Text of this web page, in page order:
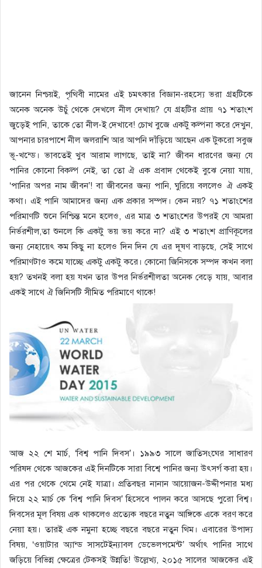
জানেন নিশ্চয়ই, পৃথিবী নামের এই চমৎকার বিজ্ঞান-রহস্যে ভরা গ্রহটিকে
অনেক অনেক উচুঁ থেকে দেখলে নীল দেখায়? যে গ্রহটির প্রায় ৭১ শতাংশ
জুড়েই পানি, তাকে তো নীল-ই দেখাবে! চোখ বুজে একটু কল্পনা করে দেখুন,
আপনার চারপাশে নীল জলরাশি আর আপনি দাঁড়িয়ে আছেন এক টুকরো সবুজ
ভূ-খন্ডে। ভাবতেই খুব আরাম লাগছে, তাই না? জীবন ধারণের জন্য যে
পানির কোনো বিকল্প নেই, তা তো ঐ এক প্রবাদ থেকেই বুঝে নেয়া যায়,
‘পানির অপর নাম জীবন’! বা জীবনের জন্য পানি, ঘুরিয়ে বললেও ঐ একই
কথা। এই পানি আমাদের জন্য এক প্রকার সম্পদ। কেন নয়? ৭১ শতাংশের
পরিমাণটি শুনে নিশ্চিন্ত মনে হলেও, এর মাত্র ৩ শতাংশের উপরই যে আমরা
নির্ভরশীল,তা শুনলে কি একটু ভয় ভয় করে না? এই ৩ শতাংশ প্রাণিকূলের
জন্য নেহায়েৎ কম কিছু না হলেও দিন দিন যে এর দূষণ বাড়ছে, সেই সাথে
পরিমাণটাও কমে যাচ্ছে একটু একটু করে। কোনো জিনিসকে সম্পদ কখন বলা
হয়? তখনই বলা হয় যখন তার উপর নির্ভরশীলতা অনেক বেড়ে যায়, আবার
একই সাথে ঐ জিনিসটি সীমিত পরিমাণে থাকে!
আজ ২২ শে মার্চ, ‘বিশ্ব পানি দিবস’। ১৯৯৩ সালে জাতিসংঘের সাধারণ
পরিষদ থেকে আজকের এই দিনটিকে সারা বিশ্বে পানির জন্য উৎসর্গ করা হয়।
এর পর থেকে থেমে নেই যাত্রা। প্রতিবছর নানান আয়োজন-উদ্দীপনার মধ্য
দিয়ে ২২ মার্চ কে ‘বিশ্ব পানি দিবস’ হিসেবে পালন করে আসছে পুরো বিশ্ব।
দিবসের মূল বিষয় এক থাকলেও প্রত্যেক বছরে নতুন আঙ্গিকে একে বরণ করে
নেয়া হয়। তারই এক নমুনা হচ্ছে বছরে বছরে নতুন থিম। এবারের উপাদ্য
বিষয়, ‘ওয়াটার অ্যান্ড সাসটেইন্যাবল ডেভেলপমেন্ট’ অর্থাৎ পানির সাথে
জড়িয়ে বিভিন্ন ক্ষেত্রের টেকসই উন্নতি! উল্লেখ্য, ২০১৫ সালের আজকের এই